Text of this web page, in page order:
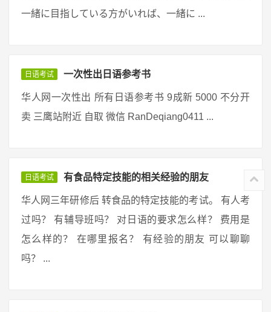
一緒に目指している方がいれば、一緒に ...
日语考试 一次性出日语参考书
华人网一次性出 所有日语参考书 9成新 5000 不分开
卖 三鹰站附近 自取 微信 RanDeqiang0411 ...
日语考试 有食品特定技能的相关经验的朋友
华人网三年研修后 转食品的特定技能的考试。 有人考
过吗？ 有辅导班吗？ 对日语的要求怎么样？ 费用是
怎么样的？ 在哪里报名？ 有经验的朋友 可以聊聊
吗？ ...